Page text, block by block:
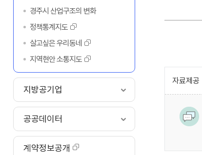
경주시 산업구조의 변화
정책통계지도
살고싶은 우리동네
지역현안 소통지도
지방공기업
공공데이터
계약정보공개
자료제공